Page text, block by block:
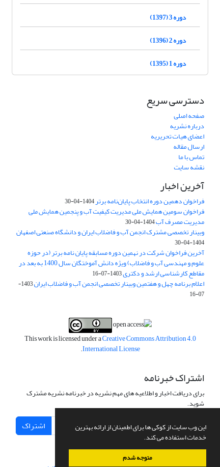
این وب سایت از کوکی ها برای اطمینان از ارائه بهترین
خدمات استفاده می کند.
متوجه شدم
دوره 3 (1397)
دوره 2 (1396)
دوره 1 (1395)
دسترسی سریع
صفحه اصلی
درباره نشریه
اعضای هیات تحریریه
ارسال مقاله
تماس با ما
نقشه سایت
آخرین اخبار
فراخوان دهمین دوره انتخاب پایان‌نامه برتر1404-04-30
فراخوان سومین همایش ملی مدیریت کیفیت آب و پنجمین همایش ملی
مدیریت مصرف آب1404-04-30
وبینار تخصصی مشترک انجمن آب و فاضلاب ایران و دانشگاه صنعتی اصفهان
1404-04-30
آخرین فراخوان شرکت در نهمین دوره مسابقه پایان نامه برتر (در حوزه
علوم و مهندسی آب و فاضلاب) ویژه دانش آموختگان سال 1400 به بعد در
مقاطع کارشناسی ارشد و دکتری1403-07-16
اعلام برنامه چهل و هفتمین وبینار تخصصی انجمن آب و فاضلاب ایران
1403-
07-16
This work is licensed under aCreative Commons Attribution 4.0
International License
.
اشتراک خبرنامه
برای دریافت اخبار و اطلاعیه های مهم نشریه در خبرنامه نشریه مشترک
شوید.
اشتراک